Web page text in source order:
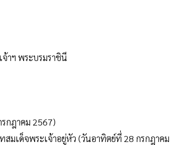
าฯ พระบรมราชินี
กฎาคม 2567)
มเด็จพระเจ้าอยู่หัว (วันอาทิตย์ที่ 28 กรกฎาคม